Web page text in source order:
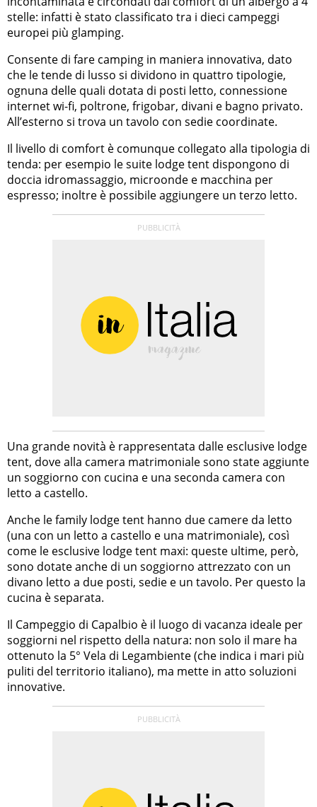
stelle: infatti è stato classificato tra i dieci campeggi
europei più glamping.
Consente di fare camping in maniera innovativa, dato
che le tende di lusso si dividono in quattro tipologie,
ognuna delle quali dotata di posti letto, connessione
internet wi-fi, poltrone, frigobar, divani e bagno privato.
All’esterno si trova un tavolo con sedie coordinate.
Il livello di comfort è comunque collegato alla tipologia di
tenda: per esempio le suite lodge tent dispongono di
doccia idromassaggio, microonde e macchina per
espresso; inoltre è possibile aggiungere un terzo letto.
Una grande novità è rappresentata dalle esclusive lodge
tent, dove alla camera matrimoniale sono state aggiunte
un soggiorno con cucina e una seconda camera con
letto a castello.
Anche le family lodge tent hanno due camere da letto
(una con un letto a castello e una matrimoniale), così
come le esclusive lodge tent maxi: queste ultime, però,
sono dotate anche di un soggiorno attrezzato con un
divano letto a due posti, sedie e un tavolo. Per questo la
cucina è separata.
Il Campeggio di Capalbio è il luogo di vacanza ideale per
soggiorni nel rispetto della natura: non solo il mare ha
ottenuto la 5° Vela di Legambiente (che indica i mari più
puliti del territorio italiano), ma mette in atto soluzioni
innovative.